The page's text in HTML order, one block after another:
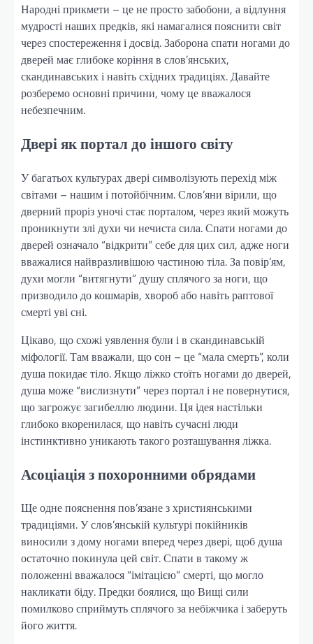
Народні прикмети – це не просто забобони, а відлуння
мудрості наших предків, які намагалися пояснити світ
через спостереження і досвід. Заборона спати ногами до
дверей має глибоке коріння в слов’янських,
скандинавських і навіть східних традиціях. Давайте
розберемо основні причини, чому це вважалося
небезпечним.
Двері як портал до іншого світу
У багатьох культурах двері символізують перехід між
світами – нашим і потойбічним. Слов’яни вірили, що
дверний проріз уночі стає порталом, через який можуть
проникнути злі духи чи нечиста сила. Спати ногами до
дверей означало “відкрити” себе для цих сил, адже ноги
вважалися найвразливішою частиною тіла. За повір’ям,
духи могли “витягнути” душу сплячого за ноги, що
призводило до кошмарів, хвороб або навіть раптової
смерті уві сні.
Цікаво, що схожі уявлення були і в скандинавській
міфології. Там вважали, що сон – це “мала смерть”, коли
душа покидає тіло. Якщо ліжко стоїть ногами до дверей,
душа може “вислизнути” через портал і не повернутися,
що загрожує загибеллю людини. Ця ідея настільки
глибоко вкоренилася, що навіть сучасні люди
інстинктивно уникають такого розташування ліжка.
Асоціація з похоронними обрядами
Ще одне пояснення пов’язане з християнськими
традиціями. У слов’янській культурі покійників
виносили з дому ногами вперед через двері, щоб душа
остаточно покинула цей світ. Спати в такому ж
положенні вважалося “імітацією” смерті, що могло
накликати біду. Предки боялися, що Вищі сили
помилково сприймуть сплячого за небіжчика і заберуть
його життя.